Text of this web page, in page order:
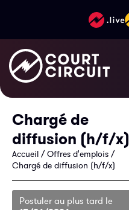
Chargé de
diffusion (h/f/x)
Accueil /Offres d'emplois /
Chargé de diffusion (h/f/x)
Postuler au plus tard le